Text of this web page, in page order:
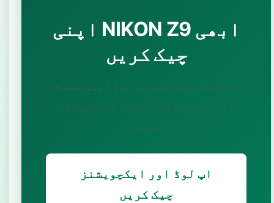
اپنی NIKON Z9 ابھی
چیک کریں
اس کیمرے سے تصویر ہے؟ اپنی صحیح
کاؤنٹ دیکھنے کے لیے اسے اپ لوڈ
کریں۔
اپ لوڈ اور ایکچویشنز
چیک کریں